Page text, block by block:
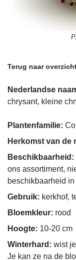
Terug naar
Nederlandse
chrysant, kleine
Plantenfamilie:
Herkomst van de
Beschikbaarheid:
ons assortiment,
beschikbaarheid
Gebruik: kerkhof,
Bloemkleur: rood
Hoogte: 10-20 cm
Winterhard: wist
Je kan ze na de